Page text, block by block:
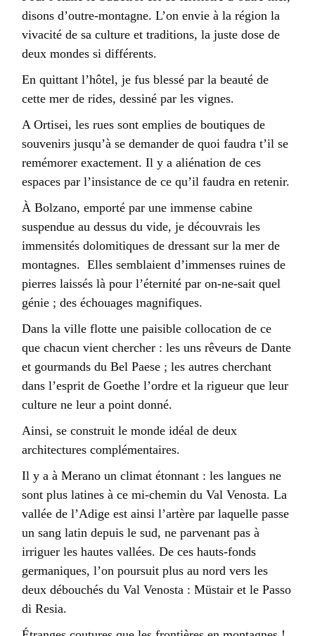
disons d’outre-montagne. L’on envie à la région la
vivacité de sa culture et traditions, la juste dose de
deux mondes si différents.
En quittant l’hôtel, je fus blessé par la beauté de
cette mer de rides, dessiné par les vignes.
A Ortisei, les rues sont emplies de boutiques de
souvenirs jusqu’à se demander de quoi faudra t’il se
remémorer exactement. Il y a aliénation de ces
espaces par l’insistance de ce qu’il faudra en retenir.
À Bolzano, emporté par une immense cabine
suspendue au dessus du vide, je découvrais les
immensités dolomitiques de dressant sur la mer de
montagnes. Elles semblaient d’immenses ruines de
pierres laissés là pour l’éternité par on-ne-sait quel
génie ; des échouages magnifiques.
Dans la ville flotte une paisible collocation de ce
que chacun vient chercher : les uns rêveurs de Dante
et gourmands du Bel Paese ; les autres cherchant
dans l’esprit de Goethe l’ordre et la rigueur que leur
culture ne leur a point donné.
Ainsi, se construit le monde idéal de deux
architectures complémentaires.
Il y a à Merano un climat étonnant : les langues ne
sont plus latines à ce mi-chemin du Val Venosta. La
vallée de l’Adige est ainsi l’artère par laquelle passe
un sang latin depuis le sud, ne parvenant pas à
irriguer les hautes vallées. De ces hauts-fonds
germaniques, l’on poursuit plus au nord vers les
deux débouchés du Val Venosta : Müstair et le Passo
di Resia.